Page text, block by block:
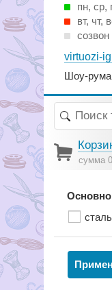
пн, ср,
вт, чт,
virtuozi-
Шоу-рума
сумма
сталь